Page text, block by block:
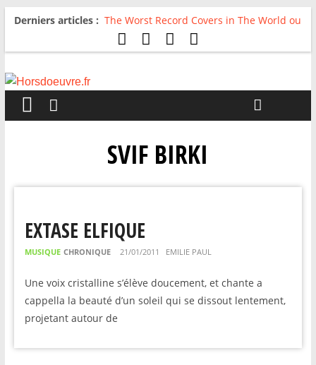
Derniers articles : The Worst Record Covers in The World ou
Comment rire du pire
Avril 2026 : C’est dans les vieux pots
For The First Time, Again : Tyler Ballgame
SVIF BIRKI
EXTASE ELFIQUE
MUSIQUE CHRONIQUE 21/01/2011 EMILIE PAUL
Une voix cristalline s’élève doucement, et chante a
cappella la beauté d’un soleil qui se dissout lentement,
projetant autour de